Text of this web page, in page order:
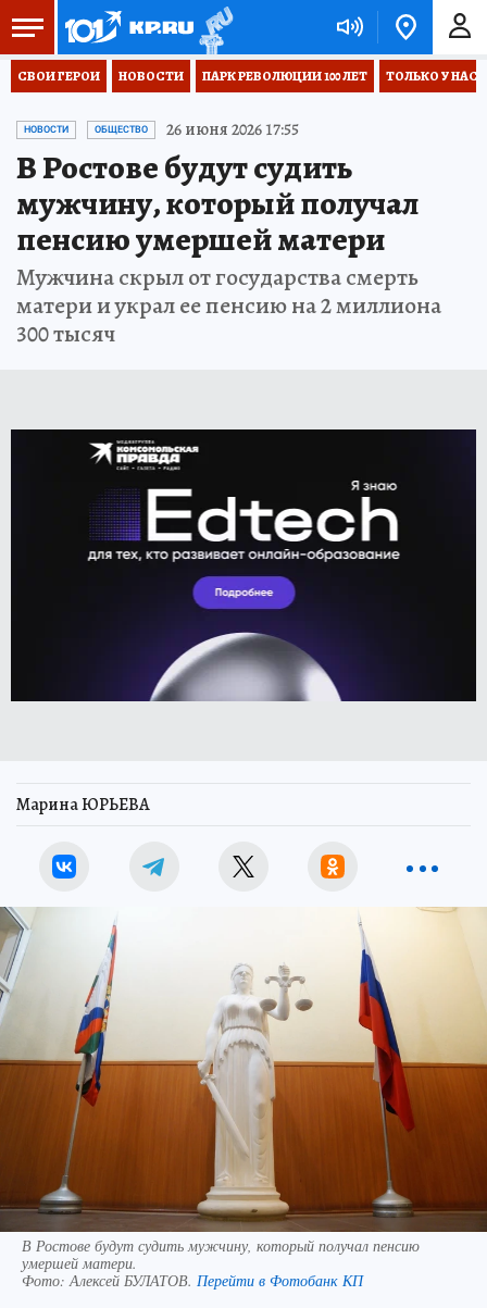
СВОИ ГЕРОИ НОВОСТИ ПАРК РЕВОЛЮЦИИ 100 ЛЕТ ТОЛЬКО У НАС
НОВОСТИ ОБЩЕСТВО 26 июня 2026 17:55
В Ростове будут судить
мужчину, который получал
пенсию умершей матери
Мужчина скрыл от государства смерть
матери и украл ее пенсию на 2 миллиона
300 тысяч
Марина ЮРЬЕВА
В Ростове будут судить мужчину, который получал пенсию
умершей матери.
Фото:Алексей БУЛАТОВ. Перейти в Фотобанк КП